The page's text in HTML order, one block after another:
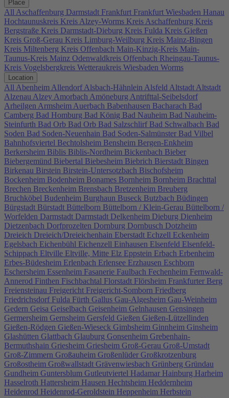
Place
All Aschaffenburg Darmstadt Frankfurt Frankfurt Wiesbaden Hanau
Hochtaunuskreis Kreis Alzey-Worms Kreis Aschaffenburg Kreis
Bergstraße Kreis Darmstadt-Dieburg Kreis Fulda Kreis Gießen
Kreis Groß-Gerau Kreis Limburg-Weilburg Kreis Mainz-Bingen
Kreis Miltenberg Kreis Offenbach Main-Kinzig-Kreis Main-
Taunus-Kreis Mainz Odenwaldkreis Offenbach Rheingau-Taunus-
Kreis Vogelsbergkreis Wetteraukreis Wiesbaden Worms
Location
All Abenheim Allendorf Alsbach-Hähnlein Alsfeld Altstadt Altstadt
Alzenau Alzey Amorbach Amöneburg Antrifttal-Seibelsdorf
Arheilgen Armsheim Auerbach Babenhausen Bacharach Bad
Camberg Bad Homburg Bad König Bad Nauheim Bad Nauheim-
Steinfurth Bad Orb Bad Orb Bad Salzschlirf Bad Schwalbach Bad
Soden Bad Soden-Neuenhain Bad Soden-Salmünster Bad Vilbel
Bahnhofsviertel Bechtolsheim Bensheim Bergen-Enkheim
Berkersheim Biblis Biblis-Nordheim Bickenbach Bieber
Biebergemünd Biebertal Biebesheim Biebrich Bierstadt Bingen
Birkenau Birstein Birstein-Untersotzbach Bischofsheim
Bockenheim Bodenheim Bonames Bornheim Bornheim Brachttal
Brechen Breckenheim Brensbach Bretzenheim Breuberg
Bruchköbel Budenheim Burghaun Buseck Butzbach Büdingen
Bürgstadt Bürstadt Büttelborn Büttelborn / Klein-Gerau Büttelborn /
Worfelden Darmstadt Darmstadt Delkenheim Dieburg Dienheim
Dietzenbach Dorfprozelten Dornburg Dornbusch Dotzheim
Dreieich Dreieich/Dreieichenhain Eberstadt Echzell Eckenheim
Egelsbach Eichenbühl Eichenzell Einhausen Elsenfeld Elsenfeld-
Schippach Eltville Eltville, Mitte Elz Eppstein Erbach Erbenheim
Erbes-Büdesheim Erlenbach Erlensee Erzhausen Eschborn
Eschersheim Essenheim Fasanerie Faulbach Fechenheim Fernwald-
Annerod Finthen Fischbachtal Florstadt Flörsheim Frankfurter Berg
Freiensteinau Freigericht Freigericht-Somborn Friedberg
Friedrichsdorf Fulda Fürth Gallus Gau-Algesheim Gau-Weinheim
Gedern Geisa Geiselbach Geisenheim Gelnhausen Gensingen
Germersheim Gernsheim Gersfeld Gießen Gießen-Lützellinden
Gießen-Rödgen Gießen-Wieseck Gimbsheim Ginnheim Ginsheim
Glashütten Glattbach Glauburg Gonsenheim Grebenhain-
Bermuthshain Griesheim Griesheim Groß-Gerau Groß-Umstadt
Groß-Zimmern Großauheim Großenlüder Großkrotzenburg
Großostheim Großwallstadt Grävenwiesbach Grünberg Gründau
Gundheim Guntersblum Gutleutviertel Hadamar Hainburg Harheim
Hasselroth Hattersheim Hausen Hechtsheim Heddernheim
Heidenrod Heidenrod-Geroldstein Heppenheim Herbstein